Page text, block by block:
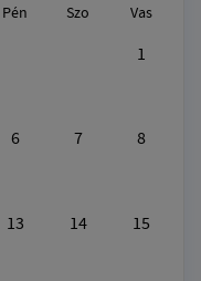
Pén Szo Vas
1
6 7 8
13 14 15